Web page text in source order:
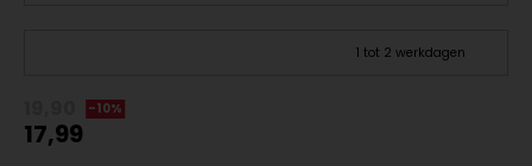
1 tot 2 werkdagen
-10%
17,99